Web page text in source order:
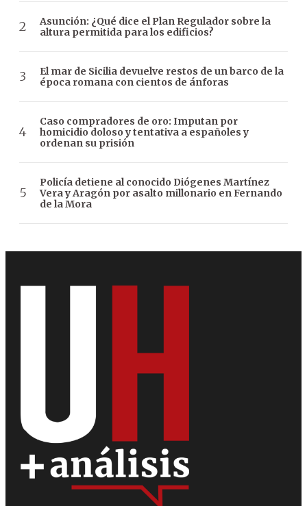
Asunción: ¿Qué dice el Plan Regulador sobre la
altura permitida para los edificios?
El mar de Sicilia devuelve restos de un barco de la
época romana con cientos de ánforas
Caso compradores de oro: Imputan por
homicidio doloso y tentativa a españoles y
ordenan su prisión
Policía detiene al conocido Diógenes Martínez
Vera y Aragón por asalto millonario en Fernando
de la Mora